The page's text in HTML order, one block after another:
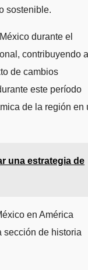
sostenible.
durante el
contribuyendo a
de cambios
este período
de la región en
una estrategia de
en América
sección de historia